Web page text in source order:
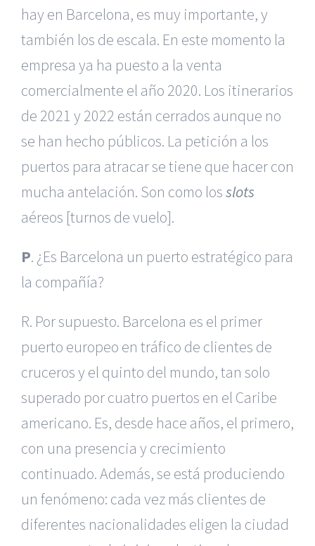
hay en Barcelona, es muy importante, y
también los de escala. En este momento la
empresa ya ha puesto a la venta
comercialmente el año 2020. Los itinerarios
de 2021 y 2022 están cerrados aunque no
se han hecho públicos. La petición a los
puertos para atracar se tiene que hacer con
mucha antelación. Son como losslots
aéreos [turnos de vuelo].
P. ¿Es Barcelona un puerto estratégico para
la compañía?
R. Por supuesto. Barcelona es el primer
puerto europeo en tráfico de clientes de
cruceros y el quinto del mundo, tan solo
superado por cuatro puertos en el Caribe
americano. Es, desde hace años, el primero,
con una presencia y crecimiento
continuado. Además, se está produciendo
un fenómeno: cada vez más clientes de
diferentes nacionalidades eligen la ciudad